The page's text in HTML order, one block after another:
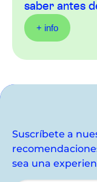
saber antes
+ info
Suscríbete a
sea una